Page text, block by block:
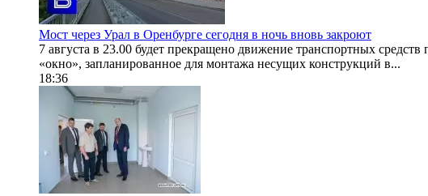
Мост через Урал в Оренбурге сегодня в ночь вновь закроют
7 августа в 23.00 будет прекращено движение транспортных
«окно», запланированное для монтажа несущих конструкций в...
18:36